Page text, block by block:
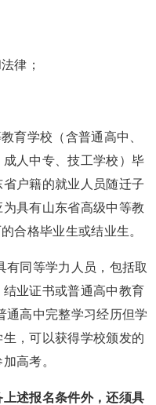
律；
学校（含普通高中、
人中专、技工学校）毕
户籍的就业人员随迁子
具有山东省高级中等教
合格毕业生或结业生。
同等学力人员，包括取
业证书或普通高中教育
通高中完整学习经历但学
，可以获得学校颁发的
高考。
述报名条件外，还须具